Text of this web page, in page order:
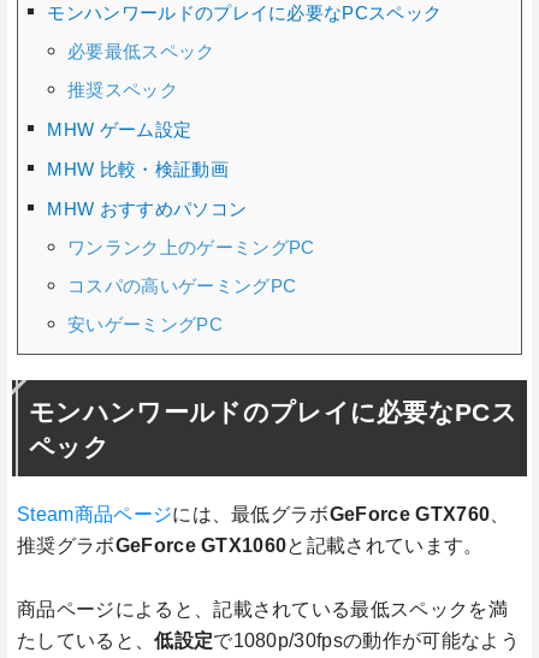
モンハンワールドのプレイに必要なPCスペック
必要最低スペック
推奨スペック
MHW ゲーム設定
MHW 比較・検証動画
MHW おすすめパソコン
ワンランク上のゲーミングPC
コスパの高いゲーミングPC
安いゲーミングPC
モンハンワールドのプレイに必要なPCス
ペック
Steam商品ページには、最低グラボGeForce GTX760
推奨グラボGeForce GTX1060と記載されています。
商品ページによると、記載されている最低スペックを満
たしていると、低設定で1080p/30fpsの動作が可能なよう